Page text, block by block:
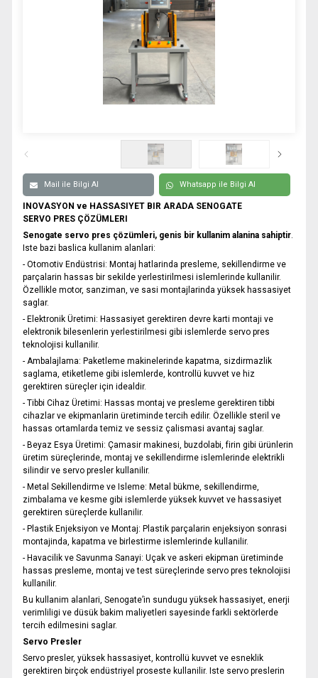
0332 606 08 00
Tüm hakkı saklıdır. Sitemizde kullanılan tüm içerik ve görseller
SAmurtek Otomasyon’a ait olup izinsiz kullanımı hukuki yaptırıma tabidir.
Mail ile Bilgi Al Whatsapp ile Bilgi Al
INOVASYON ve HASSASIYET BIR ARADA SENOGATE
SERVO PRES ÇÖZÜMLERI
Senogate servo pres çözümleri, genis bir kullanim alanina sahiptir.
Iste bazi baslica kullanim alanlari:
- Otomotiv Endüstrisi: Montaj hatlarinda presleme, sekillendirme ve
parçalarin hassas bir sekilde yerlestirilmesi islemlerinde kullanilir.
Özellikle motor, sanziman, ve sasi montajlarinda yüksek hassasiyet
saglar.
- Elektronik Üretimi: Hassasiyet gerektiren devre karti montaji ve
elektronik bilesenlerin yerlestirilmesi gibi islemlerde servo pres
teknolojisi kullanilir.
- Ambalajlama: Paketleme makinelerinde kapatma, sizdirmazlik
saglama, etiketleme gibi islemlerde, kontrollü kuvvet ve hiz
gerektiren süreçler için idealdir.
- Tibbi Cihaz Üretimi: Hassas montaj ve presleme gerektiren tibbi
cihazlar ve ekipmanlarin üretiminde tercih edilir. Özellikle steril ve
hassas ortamlarda temiz ve sessiz çalismasi avantaj saglar.
- Beyaz Esya Üretimi: Çamasir makinesi, buzdolabi, firin gibi ürünlerin
üretim süreçlerinde, montaj ve sekillendirme islemlerinde elektrikli
silindir ve servo presler kullanilir.
- Metal Sekillendirme ve Isleme: Metal bükme, sekillendirme,
zimbalama ve kesme gibi islemlerde yüksek kuvvet ve hassasiyet
gerektiren süreçlerde kullanilir.
- Plastik Enjeksiyon ve Montaj: Plastik parçalarin enjeksiyon sonrasi
montajinda, kapatma ve birlestirme islemlerinde kullanilir.
- Havacilik ve Savunma Sanayi: Uçak ve askeri ekipman üretiminde
hassas presleme, montaj ve test süreçlerinde servo pres teknolojisi
kullanilir.
Bu kullanim alanlari, Senogate’in sundugu yüksek hassasiyet, enerji
verimliligi ve düsük bakim maliyetleri sayesinde farkli sektörlerde
tercih edilmesini saglar.
Servo Presler
Servo presler, yüksek hassasiyet, kontrollü kuvvet ve esneklik
gerektiren birçok endüstriyel proseste kullanilir. Iste servo preslerin